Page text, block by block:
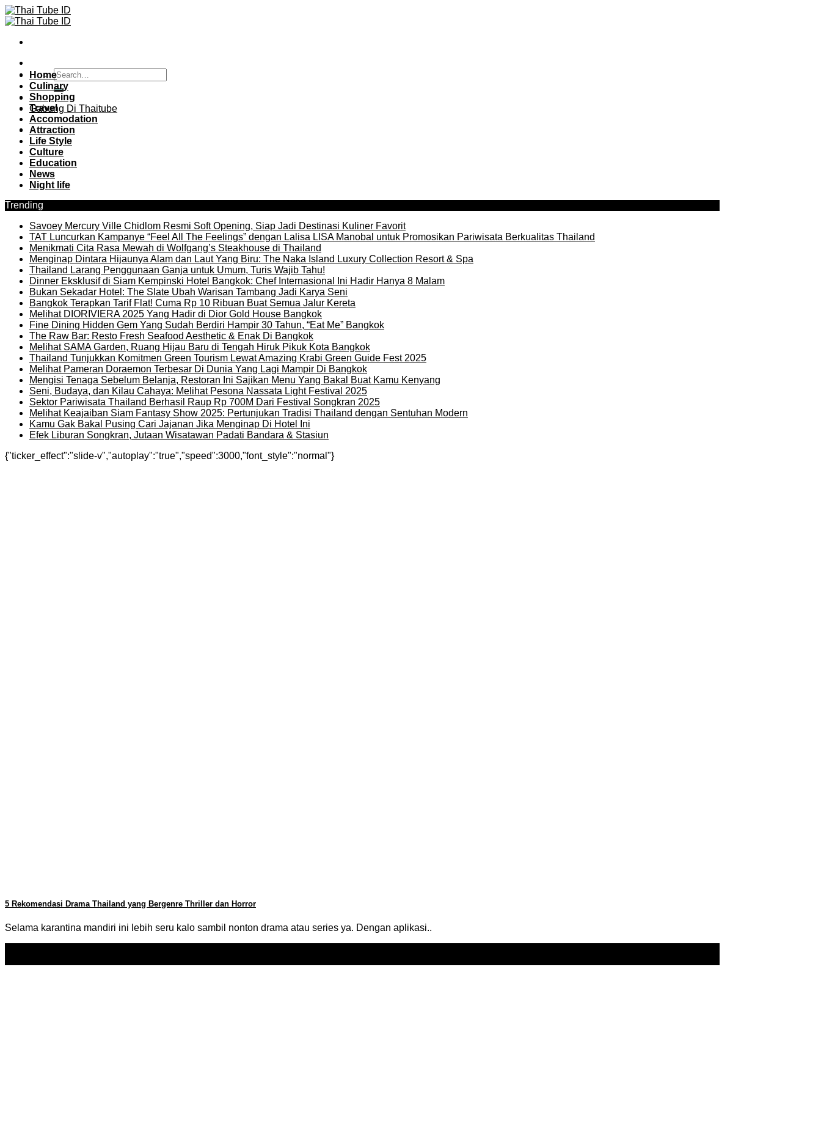
Skip
to
Gabung Di Thaitube
Home
Culinary
Shopping
Travel
Accomodation
Attraction
Life Style
Culture
Education
News
Night life
Trending
Savoey Mercury Ville Chidlom Resmi Soft Opening, Siap Jadi Destinasi Kuliner Favorit
TAT Luncurkan Kampanye “Feel All The Feelings” dengan Lalisa LISA Manobal untuk Promosikan Pariwisata Berkualitas Thailand
Menikmati Cita Rasa Mewah di Wolfgang’s Steakhouse di Thailand
Menginap Dintara Hijaunya Alam dan Laut Yang Biru: The Naka Island Luxury Collection Resort & Spa
Thailand Larang Penggunaan Ganja untuk Umum, Turis Wajib Tahu!
Dinner Eksklusif di Siam Kempinski Hotel Bangkok: Chef Internasional Ini Hadir Hanya 8 Malam
Bukan Sekadar Hotel: The Slate Ubah Warisan Tambang Jadi Karya Seni
Bangkok Terapkan Tarif Flat! Cuma Rp 10 Ribuan Buat Semua Jalur Kereta
Melihat DIORIVIERA 2025 Yang Hadir di Dior Gold House Bangkok
Fine Dining Hidden Gem Yang Sudah Berdiri Hampir 30 Tahun, “Eat Me” Bangkok
The Raw Bar: Resto Fresh Seafood Aesthetic & Enak Di Bangkok
Melihat SAMA Garden, Ruang Hijau Baru di Tengah Hiruk Pikuk Kota Bangkok
Thailand Tunjukkan Komitmen Green Tourism Lewat Amazing Krabi Green Guide Fest 2025
Melihat Pameran Doraemon Terbesar Di Dunia Yang Lagi Mampir Di Bangkok
Mengisi Tenaga Sebelum Belanja, Restoran Ini Sajikan Menu Yang Bakal Buat Kamu Kenyang
Seni, Budaya, dan Kilau Cahaya: Melihat Pesona Nassata Light Festival 2025
Sektor Pariwisata Thailand Berhasil Raup Rp 700M Dari Festival Songkran 2025
Melihat Keajaiban Siam Fantasy Show 2025: Pertunjukan Tradisi Thailand dengan Sentuhan Modern
Kamu Gak Bakal Pusing Cari Jajanan Jika Menginap Di Hotel Ini
Efek Liburan Songkran, Jutaan Wisatawan Padati Bandara & Stasiun
{"ticker_effect":"slide-v","autoplay":"true","speed":3000,"font_style":"normal"}
5 Rekomendasi Drama Thailand yang Bergenre Thriller dan Horror
Selama karantina mandiri ini lebih seru kalo sambil nonton drama atau series ya. Dengan aplikasi..